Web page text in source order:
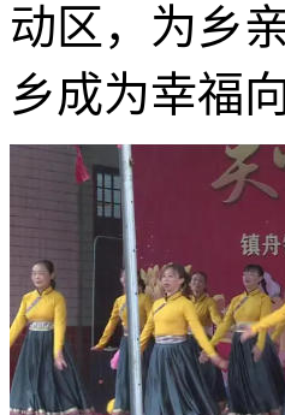
动区，为乡
乡成为幸福